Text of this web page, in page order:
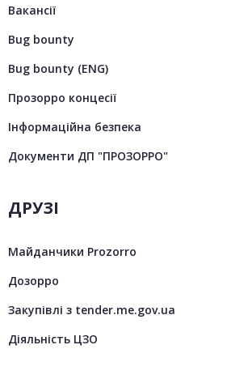
Вакансії
Bug bounty
Bug bounty (ENG)
Прозорро концесії
Інформаційна безпека
Документи ДП "ПРОЗОРРО"
ДРУЗІ
Майданчики Prozorro
Дозорро
Закупівлі з tender.me.gov.ua
Діяльність ЦЗО